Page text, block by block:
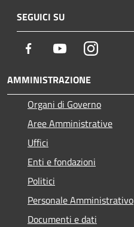
SEGUICI SU
Facebook YoutubeInstagram
AMMINISTRAZIONE
Organi di Governo
Aree Amministrative
Uffici
Enti e fondazioni
Politici
Personale Amministrativo
Documenti e dati